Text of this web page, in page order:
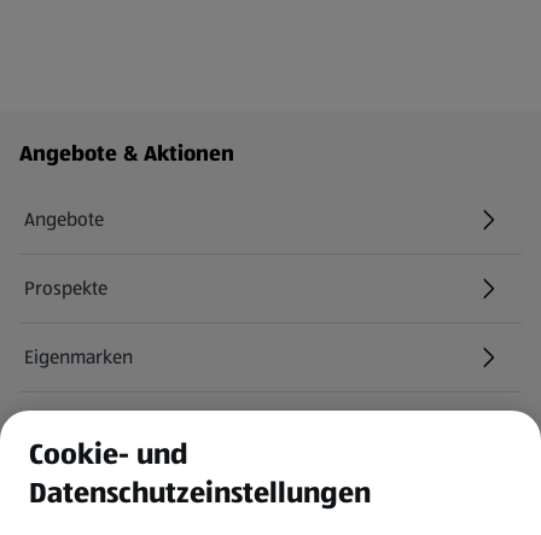
Fußzeilenmenü - weitere Links
Angebote & Aktionen
Angebote
Prospekte
Eigenmarken
Newsletter
Cookie- und
Datenschutzeinstellungen